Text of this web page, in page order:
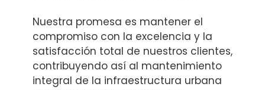
Nuestra promesa es mantener el
compromiso con la excelencia y la
satisfacción total de nuestros clientes,
contribuyendo así al mantenimiento
integral de la infraestructura urbana